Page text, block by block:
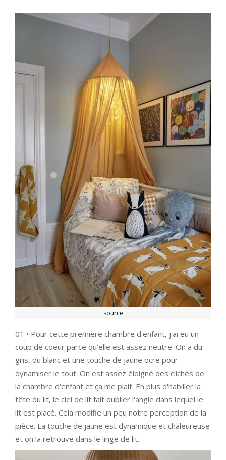
source
01 • Pour cette première chambre d'enfant, j'ai eu un
coup de coeur parce qu'elle est assez neutre. On a du
gris, du blanc et une touche de jaune ocre pour
dynamiser le tout. On est assez éloigné des clichés de
la chambre d'enfant et ça me plait. En plus d'habiller la
tête du lit, le ciel de lit fait oublier l'angle dans lequel le
lit est placé. Cela modifie un peu notre perception de la
pièce. La touche de jaune est dynamique et chaleureuse
et on la retrouve dans le linge de lit.